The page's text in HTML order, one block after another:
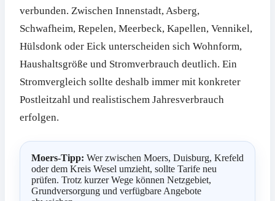
verbunden. Zwischen Innenstadt, Asberg,
Schwafheim, Repelen, Meerbeck, Kapellen, Vennikel,
Hülsdonk oder Eick unterscheiden sich Wohnform,
Haushaltsgröße und Stromverbrauch deutlich. Ein
Stromvergleich sollte deshalb immer mit konkreter
Postleitzahl und realistischem Jahresverbrauch
erfolgen.
Moers-Tipp: Wer zwischen Moers, Duisburg, Krefeld
oder dem Kreis Wesel umzieht, sollte Tarife neu
prüfen. Trotz kurzer Wege können Netzgebiet,
Grundversorgung und verfügbare Angebote